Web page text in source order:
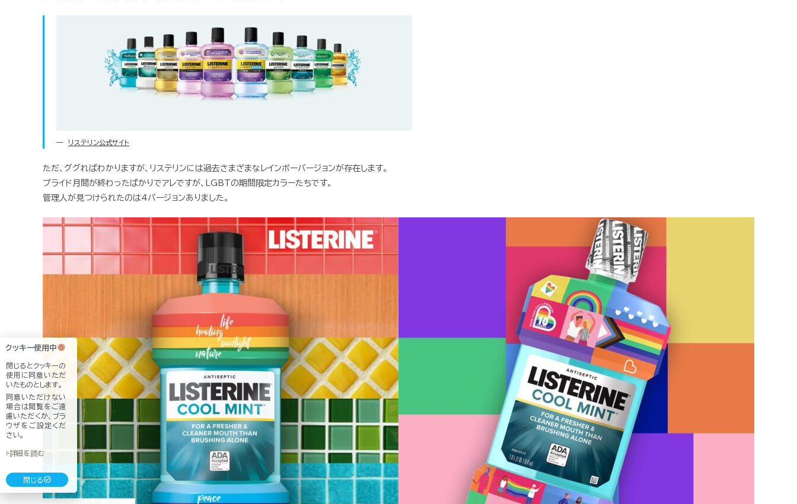
リステリン公式サイト
ただ、ググればわかりますが、リステリンには過去さまざまなレインボーバージョンが存在します。
プライド月間が終わったばかりでアレですが、LGBTの期間限定カラーたちです。
管理人が見つけられたのは4バージョンありました。
クッキー使用中
閉じるとクッキーの
使用に同意いただ
いたものとします。
同意いただけない
場合は閲覧をご遠
慮いただくか、ブラ
ウザをご設定くだ
さい。
▷詳細を読む
閉じる